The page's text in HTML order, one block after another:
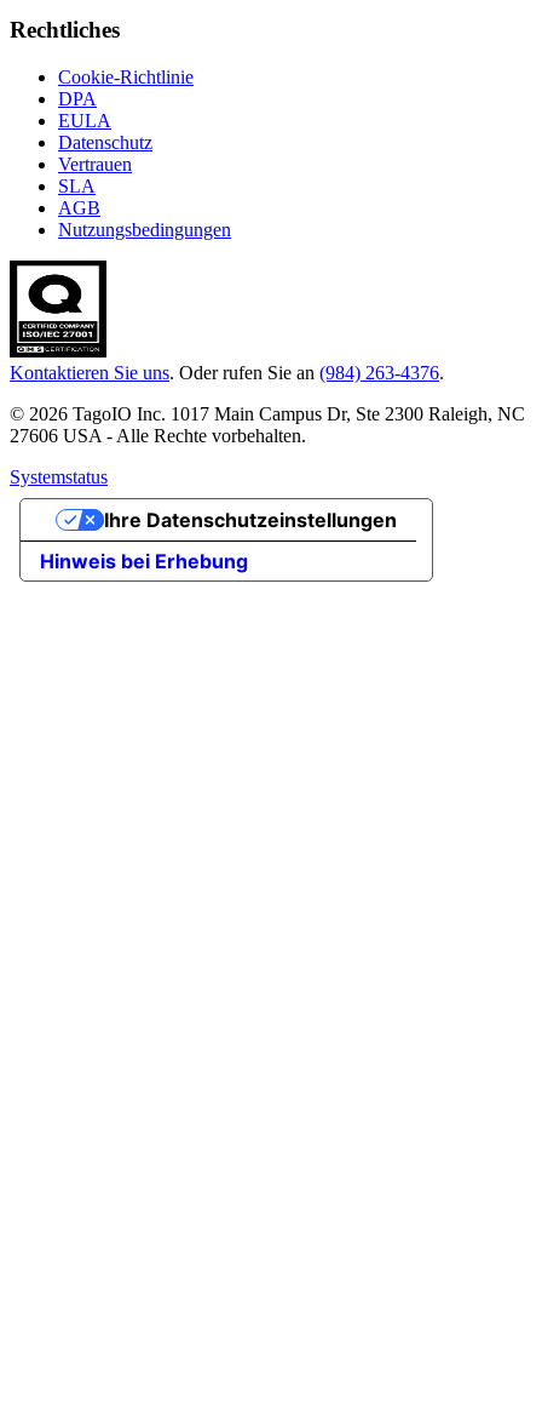
Rechtliches
Cookie-Richtlinie
DPA
EULA
Datenschutz
Vertrauen
SLA
AGB
Nutzungsbedingungen
Kontaktieren Sie uns. Oder rufen Sie an (984) 263-4376.
© 2026 TagoIO Inc. 1017 Main Campus Dr, Ste 2300 Raleigh, NC
27606 USA - Alle Rechte vorbehalten.
Systemstatus
Hinweis bei Erhebung
Ihre Datenschutzeinstellungen